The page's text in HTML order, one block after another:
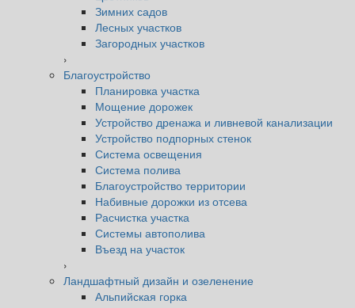
Зимних садов
Лесных участков
Загородных участков
›
Благоустройство
Планировка участка
Мощение дорожек
Устройство дренажа и ливневой канализации
Устройство подпорных стенок
Система освещения
Система полива
Благоустройство территории
Набивные дорожки из отсева
Расчистка участка
Системы автополива
Въезд на участок
›
Ландшафтный дизайн и озеленение
Альпийская горка